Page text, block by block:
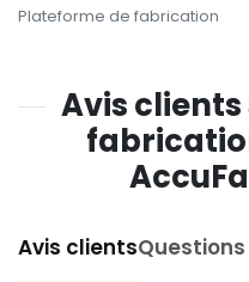
Plateforme de fabrication
Avis
Avis clients